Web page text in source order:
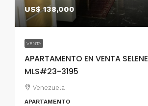
US$ 138,000
VENTA
APARTAMENTO EN VENTA
MLS#23-3195
Venezuela
APARTAMENTO